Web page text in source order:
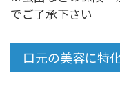
でご了承下さい
口元の美容に特